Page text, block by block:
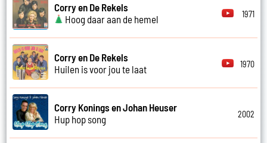
Corry en De Rekels
Hoog daar aan de hemel
1971
Corry en De Rekels
Huilen is voor jou te laat
1970
Corry Konings en Johan Heuser
Hup hop song
2002